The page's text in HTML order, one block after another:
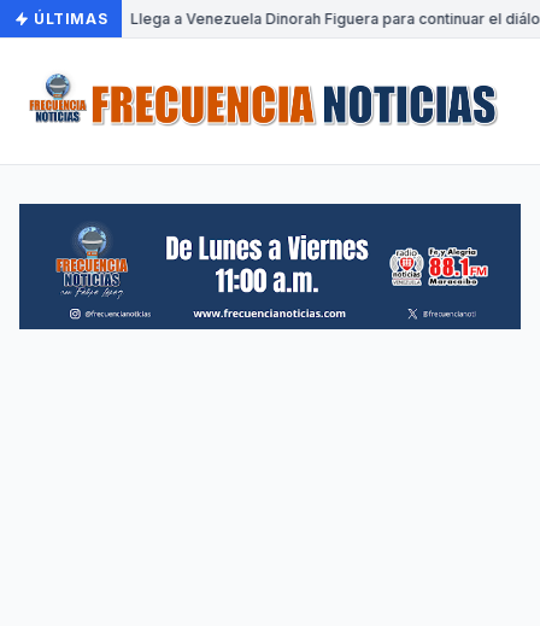
ÚLTIMAS• Llega a Venezuela Dinorah Figuera para continuar el